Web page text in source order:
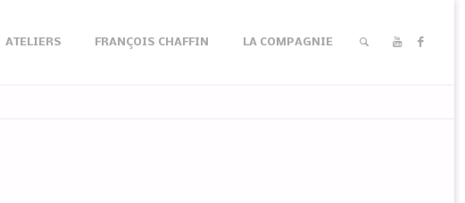
ATELIERS FRANÇOIS CHAFFIN LA COMPAGNIE